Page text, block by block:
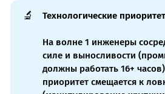
🔬 Технологические
На волне 1 инженеры
силе и выносливости
должны работать 16+
приоритет смещается к